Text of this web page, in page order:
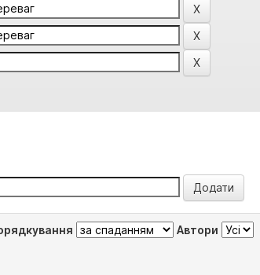
Автори